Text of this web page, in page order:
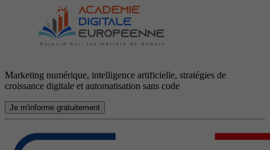
Marketing numérique, intelligence artificielle, stratégies de
croissance digitale et automatisation sans code
Je m'informe gratuitement